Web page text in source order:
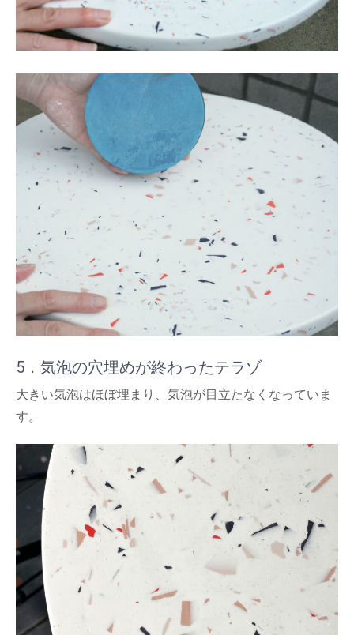
5．気泡の穴埋めが終わったテラゾ
大きい気泡はほぼ埋まり、気泡が目立たなくなっていま
す。